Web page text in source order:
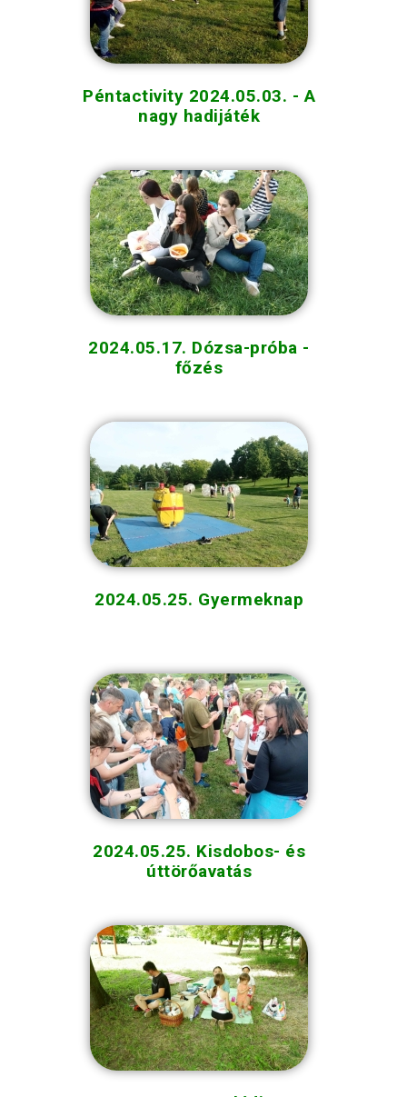
Péntactivity 2024.05.03. - A
nagy hadijáték
2024.05.17. Dózsa-próba -
főzés
2024.05.25. Gyermeknap
2024.05.25. Kisdobos- és
úttörőavatás